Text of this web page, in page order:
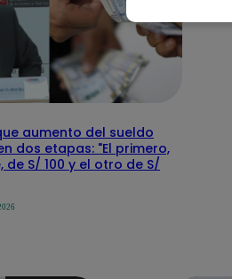
aumento del sueldo
dos etapas: "El primero,
de S/ 100 y el otro de S/